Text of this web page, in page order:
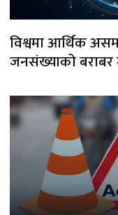
विश्वमा आर्थिक
जनसंख्याको बराबर